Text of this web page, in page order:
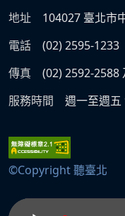
地址
104027 臺北市
電話
(02) 2595-1233
傳真
(02) 2592-2588
服務時間
週一至週五
©Copyright 聽臺北